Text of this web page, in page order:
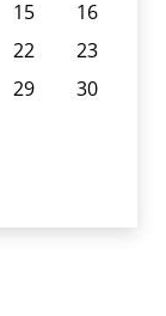
15
16
22
23
29
30